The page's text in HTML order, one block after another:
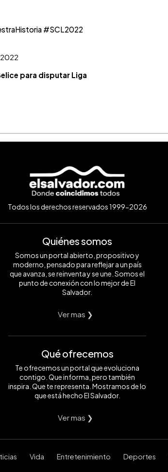
#SCL2022
2022
para disputar Liga
Todos los derechos reservados 1999-2026
Quiénes somos
Somos un portal abierto, propositivo y
moderno, pensado para reflejar a un país
que avanza, se reinventa y se une. Somos el
punto de conexión con lo mejor de El
Salvador.
Ver mas ❯
Qué ofrecemos
Te ofrecemos un portal que evoluciona
contigo. Que informa, pero también
inspira. Que te representa. Mostramos de lo
que está hecho El Salvador.
Ver mas ❯
Vida Entretenimiento Deportes